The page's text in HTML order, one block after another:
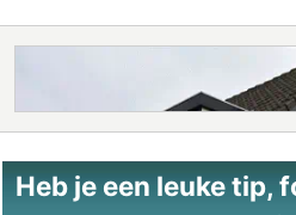
Heb je een leuke tip,